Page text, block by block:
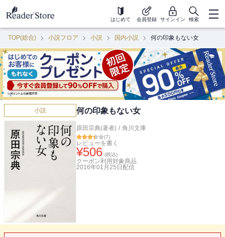
はじめて 会員登録 サインイン 検索
TOP(総合) 小説フロア 小説 国内小説 何の印象もない女
小説 何の印象もない女
原田宗典(著者) / 角川文庫
(7)
レビューを書く
¥506 (税込)
クーポン利用対象商品
2016年01月25日 配信